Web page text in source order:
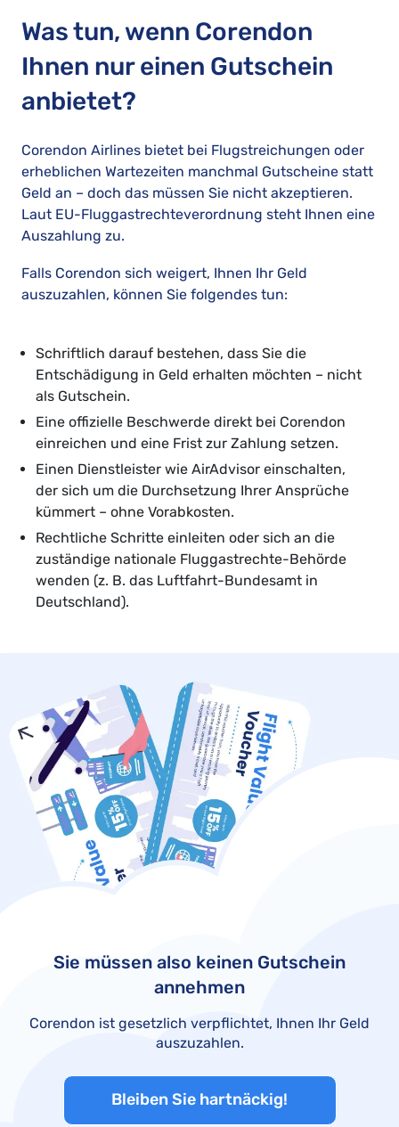
Was tun, wenn Corendon
Ihnen nur einen Gutschein
anbietet?
Corendon Airlines bietet bei Flugstreichungen oder
erheblichen Wartezeiten manchmal Gutscheine statt
Geld an – doch das müssen Sie nicht akzeptieren.
Laut EU-Fluggastrechteverordnung steht Ihnen eine
Auszahlung zu.
Falls Corendon sich weigert, Ihnen Ihr Geld
auszuzahlen, können Sie folgendes tun:
Schriftlich darauf bestehen, dass Sie die
Entschädigung in Geld erhalten möchten – nicht
als Gutschein.
Eine offizielle Beschwerde direkt bei Corendon
einreichen und eine Frist zur Zahlung setzen.
Einen Dienstleister wie AirAdvisor einschalten,
der sich um die Durchsetzung Ihrer Ansprüche
kümmert – ohne Vorabkosten.
Rechtliche Schritte einleiten oder sich an die
zuständige nationale Fluggastrechte-Behörde
wenden (z. B. das Luftfahrt-Bundesamt in
Deutschland).
Sie müssen also keinen Gutschein
annehmen
Corendon ist gesetzlich verpflichtet, Ihnen Ihr Geld
auszuzahlen.
Bleiben Sie hartnäckig!